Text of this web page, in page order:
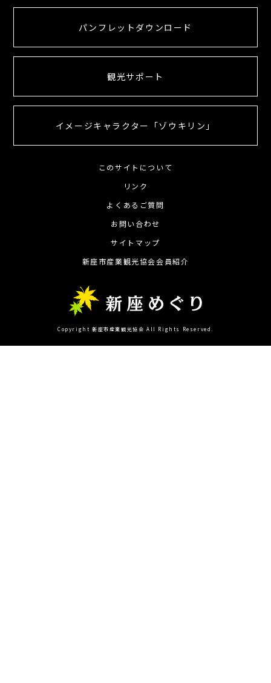
パンフレットダウンロード
観光サポート
イメージキャラクター「ゾウキリン」
このサイトについて
リンク
よくあるご質問
お問い合わせ
サイトマップ
新座市産業観光協会会員紹介
Copyright 新座市産業観光協会 All Rights Reserved.